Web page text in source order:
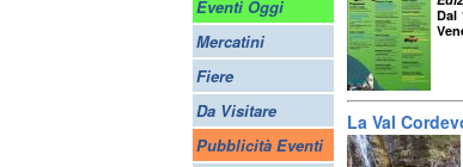
Eventi Oggi
Mercatini
Fiere
Da Visitare
Pubblicità Eventi
Dal
La Val